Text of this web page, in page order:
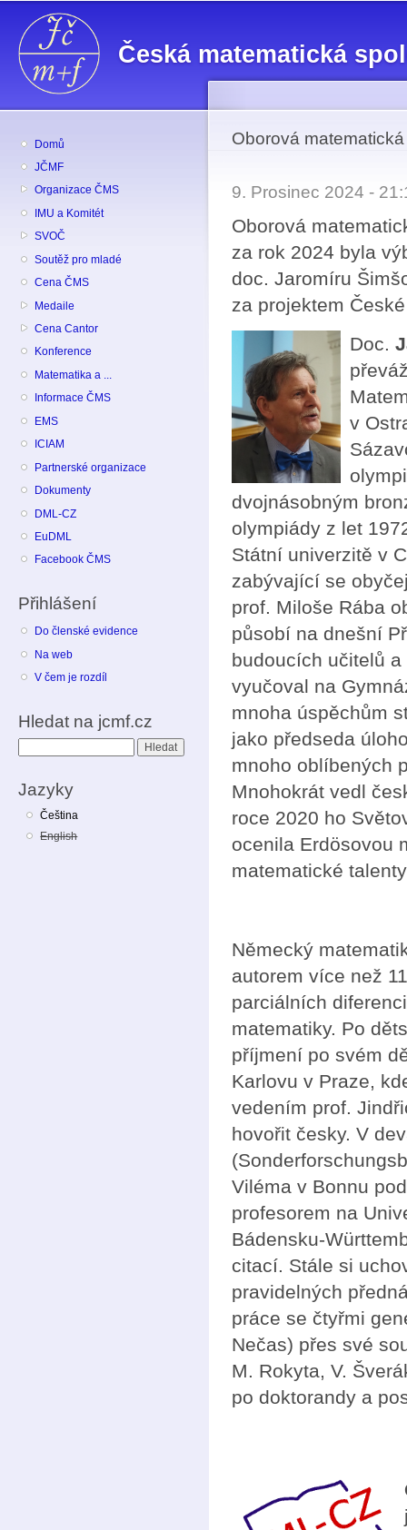
Česká matematická
Domů
JČMF
Organizace ČMS
IMU a Komitét
SVOČ
Soutěž pro mladé
Cena ČMS
Medaile
Cena Cantor
Konference
Matematika a ...
Informace ČMS
EMS
ICIAM
Partnerské organizace
Dokumenty
DML-CZ
EuDML
Facebook ČMS
Přihlášení
Do členské evidence
Na web
V čem je rozdíl
Hledat na jcmf.cz
Jazyky
Čeština
English
Oborová
9. Prosinec 2024 -
Oborová
za rok 2024 byla
doc. Jaromíru
za projektem
Doc.
v
dvojnásobným
olympiády z let
Státní univerzitě v
zabývající se
prof. Miloše Rába
působí na dnešní
budoucích učitelů
vyučoval na
mnoha úspěchům
jako předseda
mnoho oblíbených
Mnohokrát vedl
roce 2020 ho
ocenila Erdösovou
matematické
Německý
autorem více než
parciálních
matematiky. Po
příjmení po svém
Karlovu v Praze,
vedením prof.
hovořit česky. V
Viléma v Bonnu
profesorem na
Bádensku-
citací. Stále si
pravidelných
práce se čtyřmi
Nečas) přes své
M. Rokyta, V.
po doktorandy a